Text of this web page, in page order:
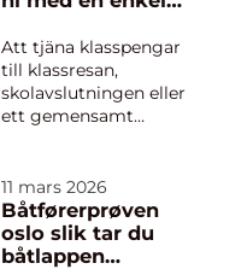
raskere salg og
høyere pr...
klassförsäljning
Att tjäna klasspengar
till klassresan,
skolavslutningen eller
ett gemensamt
eller ta all fritid. När
en grupp väl
bestämmer sig,
organiserar sig och
11 mars 2026
Båtførerprøven
oslo slik tar du
båtlappen